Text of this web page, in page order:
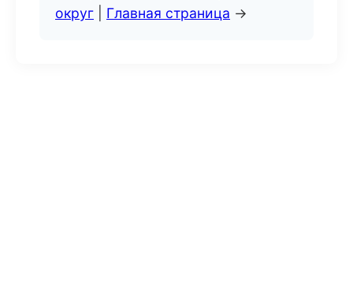
округ
Главная страница →